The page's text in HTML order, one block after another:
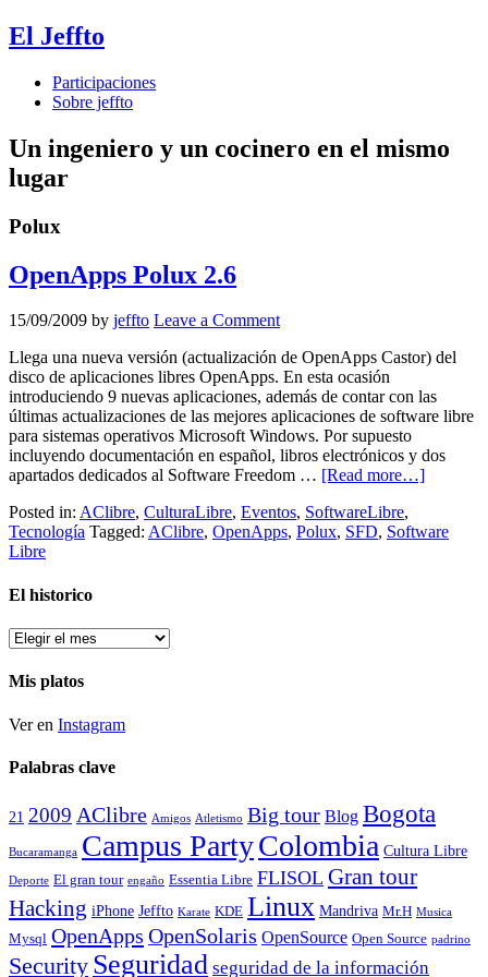
El Jeffto
Participaciones
Sobre jeffto
Un ingeniero y un cocinero en el mismo
lugar
Polux
OpenApps Polux 2.6
15/09/2009 by jeffto Leave a Comment
Llega una nueva versión (actualización de OpenApps Castor) del
disco de aplicaciones libres OpenApps. En esta ocasión
introduciendo 9 nuevas aplicaciones, además de contar con las
últimas actualizaciones de las mejores aplicaciones de software libre
para sistemas operativos Microsoft Windows. Por supuesto
incluyendo documentación en español, libros electrónicos y dos
apartados dedicados al Software Freedom … [Read more…]
Posted in: AClibre, CulturaLibre, Eventos, SoftwareLibre,
Tecnología Tagged: AClibre, OpenApps, Polux, SFD, Software
Libre
El historico
El
Mis platos
Ver en Instagram
Palabras clave
21 2009 AClibre Amigos Atletismo Big tour Blog Bogota
Bucaramanga Campus PartyColombia Cultura Libre
Deporte El gran tour engaño Essentia Libre FLISOL Gran tour
Hacking iPhone Jeffto Karate KDE Linux Mandriva Mr.H Musica
Mysql OpenApps OpenSolaris OpenSource Open Source padrino
Security Seguridad seguridad de la información